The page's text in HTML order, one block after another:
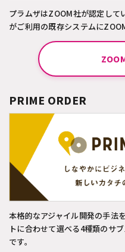
プラムザはZOOM社が認定して
がご利用の既存システムに
PRIME ORDER
本格的なアジャイル開発の手法
トに合わせて選べる4種類のサ
です。